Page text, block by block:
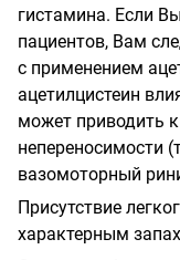
гистамина. Если
пациентов, Вам
с применением
ацетилцистеин
может приводить
непереносимости
вазомоторный
Присутствие
характерным